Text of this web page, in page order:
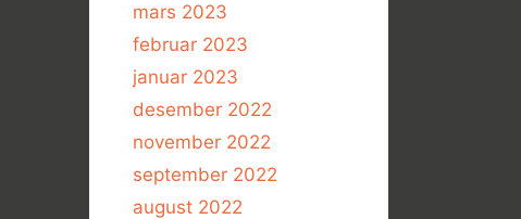
mars 2023
februar 2023
januar 2023
desember 2022
november 2022
september 2022
august 2022